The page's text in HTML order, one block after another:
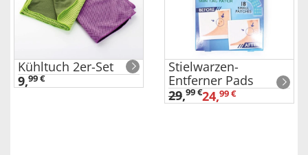
Kühltuch 2er-Set
9,99 €
Stielwarzen-
Entferner Pads
29,99 €24,99 €